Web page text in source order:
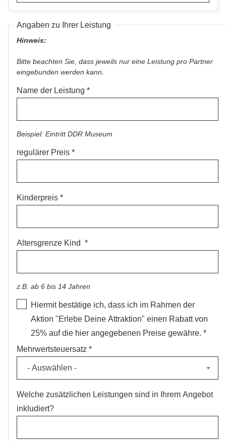
Angaben zu Ihrer Leistung
Hinweis:
Bitte beachten Sie, dass jeweils nur eine Leistung pro Partner
eingebunden werden kann.
Name der Leistung
Beispiel: Eintritt DDR Museum
regulärer Preis
Kinderpreis
Altersgrenze Kind
z.B. ab 6 bis 14 Jahren
Hiermit bestätige ich, dass ich im Rahmen der
Aktion "Erlebe Deine Attraktion" einen Rabatt von
25% auf die hier angegebenen Preise gewähre.
Mehrwertsteuersatz
- Auswählen -
Welche zusätzlichen Leistungen sind in Ihrem Angebot
inkludiert?